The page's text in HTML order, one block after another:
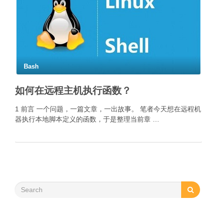
Bash
如何在远程主机执行函数？
1 前言 一个问题，一篇文章，一出故事。 笔者今天想在远程机
器执行本地脚本定义的函数，于是整理当前章 …